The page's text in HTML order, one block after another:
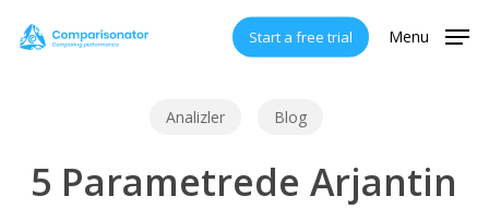
Start a free trial Menu
Analizler Blog
5 Parametrede Arjantin